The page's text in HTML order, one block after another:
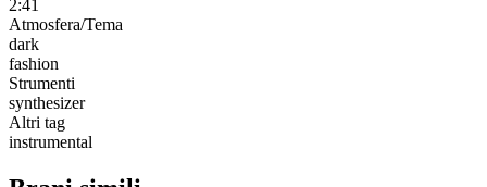
2:41
Atmosfera/Tema
dark
fashion
Strumenti
synthesizer
Altri tag
instrumental